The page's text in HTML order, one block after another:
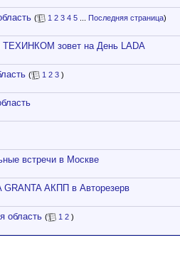
( 1 2 3 4 5 Последняя страница)
ТЕХИНКОМ зовет на День LADA
( 1 2 3 )
встречи в Москве
GRANTA АКПП в Авторезерв
область ( 1 2 )